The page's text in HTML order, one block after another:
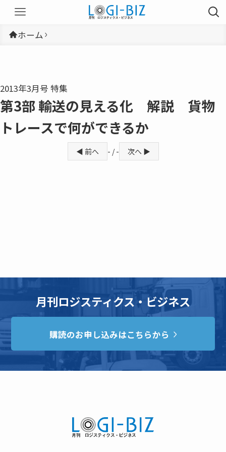
ホーム
2013年3月号 特集
第3部 輸送の見える化 解説 貨物
トレースで何ができるか
◀ 前へ - / - 次へ ▶
月刊ロジスティクス・ビジネス
購読のお申し込みはこちらから